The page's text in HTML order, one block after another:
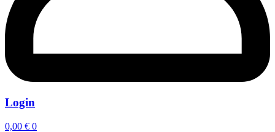
Login
0,00 € 0